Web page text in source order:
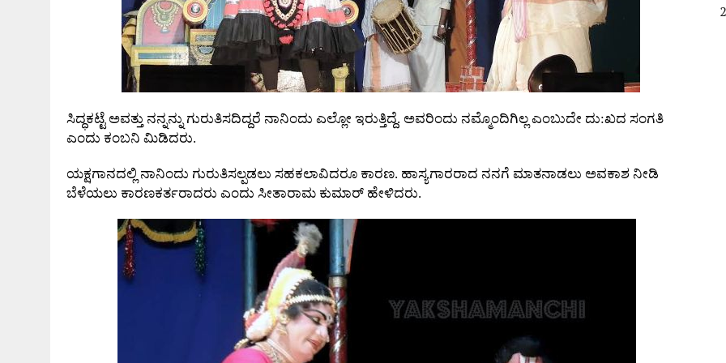
ಸಿದ್ಧಕಟ್ಟೆ ಅವತ್ತು ನನ್ನನ್ನು ಗುರುತಿಸದಿದ್ದರೆ ನಾನಿಂದು ಎಲ್ಲೋ ಇರುತ್ತಿದ್ದೆ. ಅವರಿಂದು ನಮ್ಮೊಂದಿಗಿಲ್ಲ ಎಂಬುದೇ ದು:ಖದ ಸಂಗತಿ
ಎಂದು ಕಂಬನಿ ಮಿಡಿದರು.
ಯಕ್ಷಗಾನದಲ್ಲಿ ನಾನಿಂದು ಗುರುತಿಸಲ್ಪಡಲು ಸಹಕಲಾವಿದರೂ ಕಾರಣ. ಹಾಸ್ಯಗಾರರಾದ ನನಗೆ ಮಾತನಾಡಲು ಅವಕಾಶ ನೀಡಿ
ಬೆಳೆಯಲು ಕಾರಣಕರ್ತರಾದರು ಎಂದು ಸೀತಾರಾಮ ಕುಮಾರ್ ಹೇಳಿದರು.